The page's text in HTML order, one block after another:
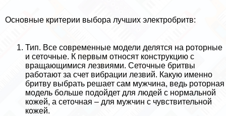
Основные критерии выбора лучших электробритв:
Тип. Все современные модели делятся на роторные
и сеточные. К первым относят конструкцию с
вращающимися лезвиями. Сеточные бритвы
работают за счет вибрации лезвий. Какую именно
бритву выбрать решает сам мужчина, ведь роторная
модель больше подойдет для людей с нормальной
кожей, а сеточная – для мужчин с чувствительной
кожей.